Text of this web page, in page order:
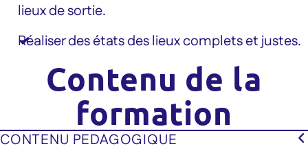
lieux de sortie.
Réaliser des états des lieux complets et justes.
Contenu de la
formation
CONTENU PEDAGOGIQUE